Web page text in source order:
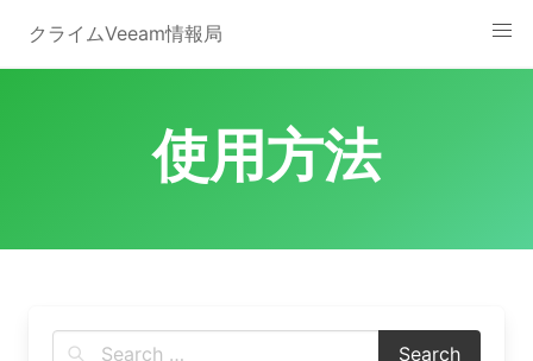
content
クライムVeeam情報局
使用方法